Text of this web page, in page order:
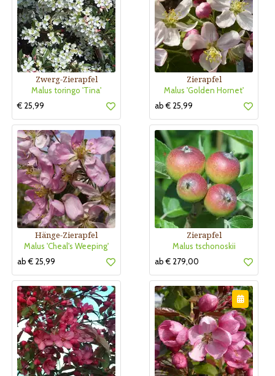
Zwerg-Zierapfel
Malus toringo 'Tina'
€ 25,99
Zierapfel
Malus 'Golden Hornet'
ab € 25,99
Hänge-Zierapfel
Malus 'Cheal's Weeping'
ab € 25,99
Zierapfel
Malus tschonoskii
ab € 279,00